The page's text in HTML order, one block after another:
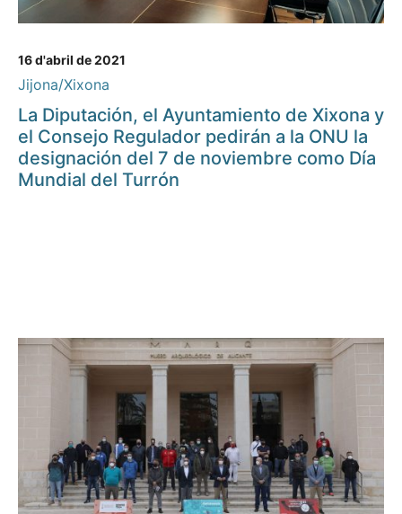
16 d'abril de 2021
Jijona/Xixona
La Diputación, el Ayuntamiento de Xixona y
el Consejo Regulador pedirán a la ONU la
designación del 7 de noviembre como Día
Mundial del Turrón